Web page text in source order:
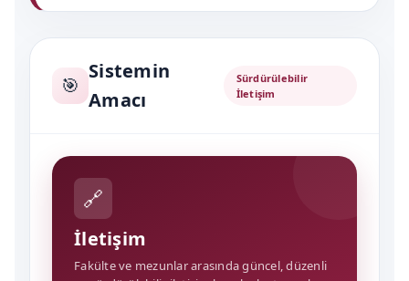
🎯
Sistemin
Amacı
Sürdürülebilir
İletişim
🔗
İletişim
Fakülte ve mezunlar arasında güncel, düzenli